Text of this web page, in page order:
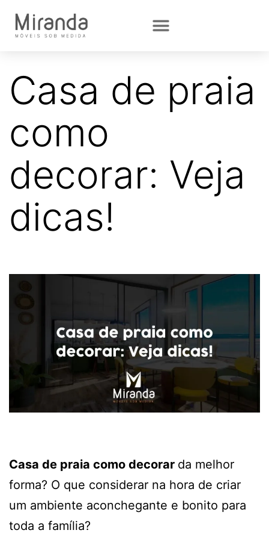
Casa de praia
como
decorar: Veja
dicas!
Casa de praia como decorar da melhor
forma? O que considerar na hora de criar
um ambiente aconchegante e bonito para
toda a família?